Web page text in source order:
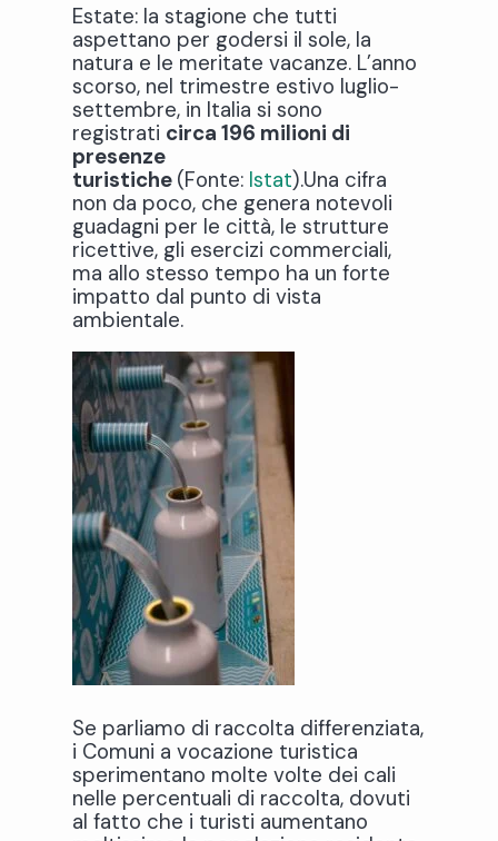
Estate: la stagione che tutti
aspettano per godersi il sole, la
natura e le meritate vacanze. L’anno
scorso, nel trimestre estivo luglio-
settembre, in Italia si sono
registrati circa 196 milioni di
presenze
turistiche (Fonte: Istat).Una cifra
non da poco, che genera notevoli
guadagni per le città, le strutture
ricettive, gli esercizi commerciali,
ma allo stesso tempo ha un forte
impatto dal punto di vista
ambientale.
Se parliamo di raccolta differenziata,
i Comuni a vocazione turistica
sperimentano molte volte dei cali
nelle percentuali di raccolta, dovuti
al fatto che i turisti aumentano